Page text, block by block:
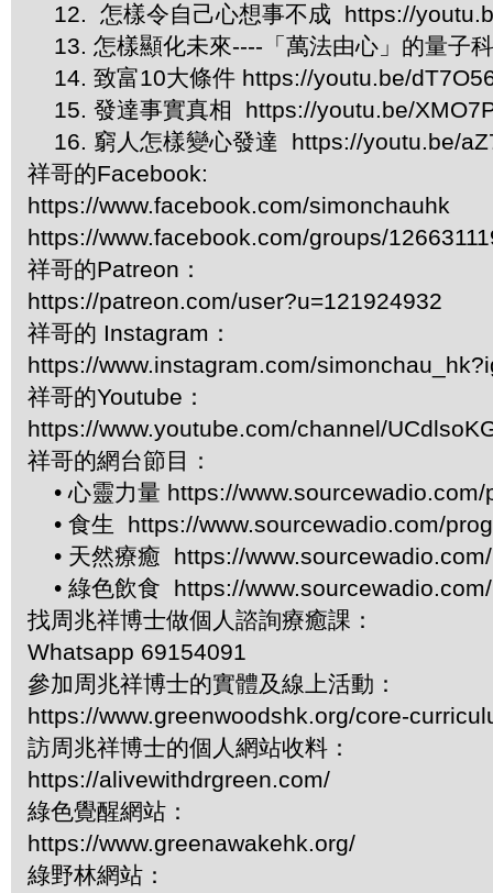
12. 怎樣令自己心想事不成 https://
13. 怎樣顯化未來----「萬法由心」的量子
14. 致富10大條件 https://youtu.be/
15. 發達事實真相 https://youtu.be/
16. 窮人怎樣變心發達 https://youtu.be/
祥哥的Facebook:
https://www.facebook.com/simonchauhk
https://www.facebook.com/groups/
祥哥的Patreon：
https://patreon.com/user?u=121924932
祥哥的 Instagram：
https://www.instagram.com/
祥哥的Youtube：
https://www.youtube.com/channel/
祥哥的網台節目：
• 心靈力量 https://
• 食生 https://www.sourcewadio.com/
• 天然療癒 https://
• 綠色飲食 https://
找周兆祥博士做個人諮詢療癒課：
Whatsapp 69154091
參加周兆祥博士的實體及線上活動：
https://www.greenwoodshk.org/core-
訪周兆祥博士的個人網站收料：
https://alivewithdrgreen.com/
綠色覺醒網站：
https://www.greenawakehk.org/
綠野林網站：